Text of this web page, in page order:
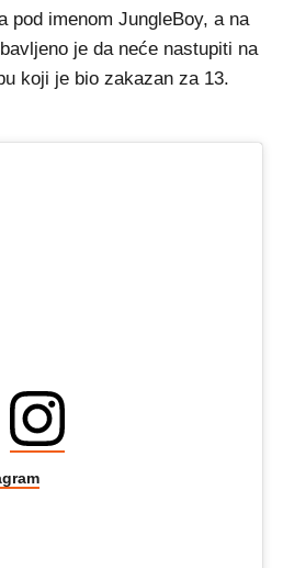
pod imenom JungleBoy, a na
je da neće nastupiti na
koji je bio zakazan za 13.